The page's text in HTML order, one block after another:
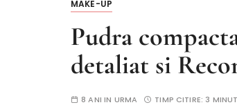
MAKE-UP
Pudra
detaliat si
8 ANI IN URMA TIMP CITIRE: 3